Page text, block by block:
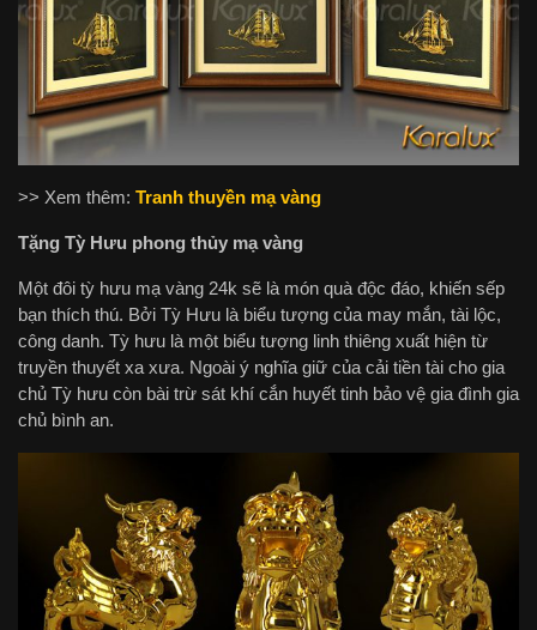
>> Xem thêm: Tranh thuyền mạ vàng
Tặng Tỳ Hưu phong thủy mạ vàng
Một đôi tỳ hưu mạ vàng 24k sẽ là món quà độc đáo, khiến sếp
bạn thích thú. Bởi Tỳ Hưu là biểu tượng của may mắn, tài lộc,
công danh. Tỳ hưu là một biểu tượng linh thiêng xuất hiện từ
truyền thuyết xa xưa. Ngoài ý nghĩa giữ của cải tiền tài cho gia
chủ Tỳ hưu còn bài trừ sát khí cắn huyết tinh bảo vệ gia đình gia
chủ bình an.